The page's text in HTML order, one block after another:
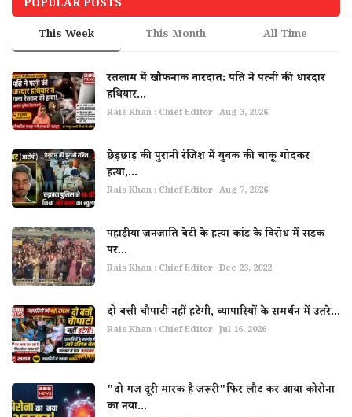
POPULAR POSTS
This Week This Month All Time
रतलाम में खौफनाक वारदात: पति ने पत्नी की धारदार
हथियार...
Rais Khan : Chief Editor Aug 3, 2026
छेड़छाड़ की पुरानी रंजिश में युवक की चाकू गोदकर
हत्या,...
Rais Khan : Chief Editor Aug 7, 2026
पहाड़ीया जनजाति बेटी के हत्या कांड के विरोध में सड़क
पर...
Rais Khan : Chief Editor Dec 23, 2022
दो बत्ती चौपाटी नहीं हटेगी, व्यापारियों के समर्थन में उतरे...
Rais Khan : Chief Editor Jul 16, 2026
"दो गज दूरी मास्क है जरूरी"फिर लौट कर आया कोरोना
का नया...